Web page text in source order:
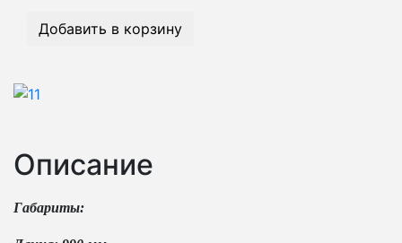
Добавить в корзину
Описание
Габариты: